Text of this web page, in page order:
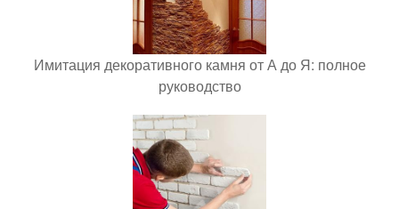
Имитация декоративного камня от А до Я: полное
руководство